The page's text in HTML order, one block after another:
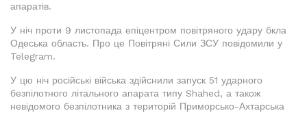
апаратів.
У ніч проти 9 листопада епіцентром повітряного удару бкла
Одеська область. Про це Повітряні Сили ЗСУ повідомили у
Telegram.
У цю ніч російські війська здійснили запуск 51 ударного
безпілотного літального апарата типу Shahed, а також
невідомого безпілотника з територій Приморсько-Ахтарська